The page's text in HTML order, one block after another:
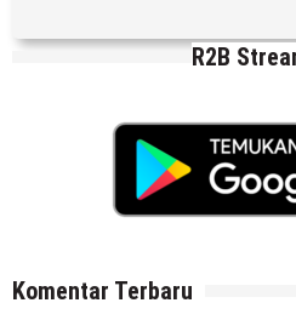
R2B
Komentar Terbaru